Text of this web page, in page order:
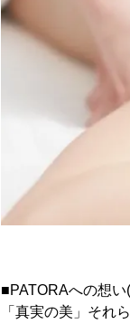
■PATORAへの想
「真実の美」それ